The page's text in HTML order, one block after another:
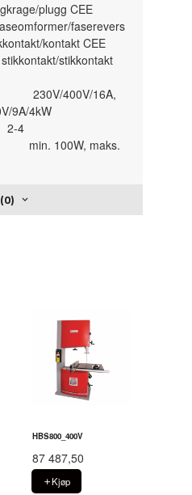
plugg CEE
faserevers
kontakt CEE
stikkontakt
230V/400V/16A,
9A/4kW
2-4
min. 100W, maks.
HBS800_400V
87 487,50
Kjøp